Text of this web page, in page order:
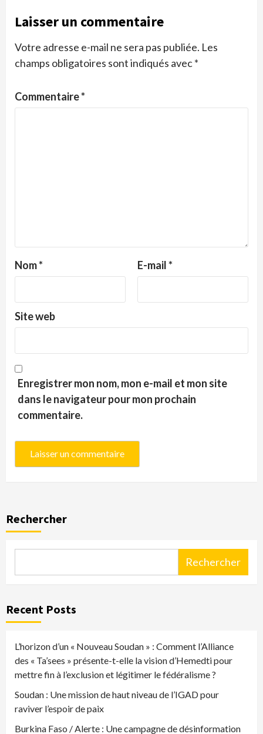
Laisser un commentaire
Votre adresse e-mail ne sera pas publiée. Les
champs obligatoires sont indiqués avec*
Commentaire*
Nom* E-mail*
Site web
Enregistrer mon nom, mon e-mail et mon site
dans le navigateur pour mon prochain
commentaire.
Rechercher
Rechercher
Recent Posts
L’horizon d’un « Nouveau Soudan » : Comment l’Alliance
des « Ta’sees » présente-t-elle la vision d’Hemedti pour
mettre fin à l’exclusion et légitimer le fédéralisme ?
Soudan : Une mission de haut niveau de l’IGAD pour
raviver l’espoir de paix
Burkina Faso / Alerte : Une campagne de désinformation